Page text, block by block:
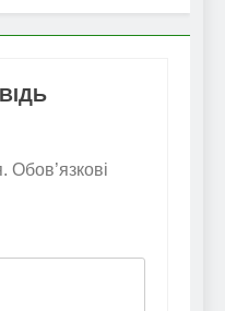
Обов’язкові